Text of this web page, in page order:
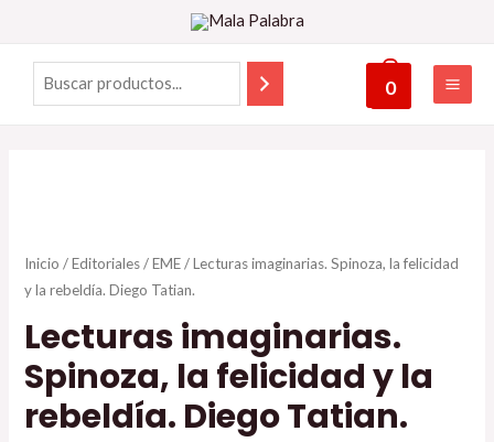
0
Inicio /Editoriales/EME/ Lecturas imaginarias. Spinoza, la felicidad
y la rebeldía. Diego Tatian.
Lecturas imaginarias.
Spinoza, la felicidad y la
rebeldía. Diego Tatian.